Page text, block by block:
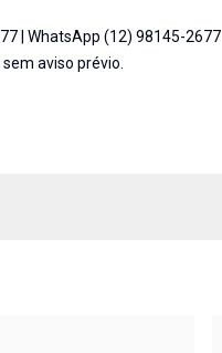
| WhatsApp (12) 98145-2677
aviso prévio.